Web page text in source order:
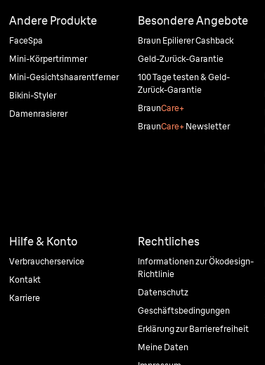
Andere Produkte
FaceSpa
Mini-Körpertrimmer
Mini-Gesichtshaarentferner
Bikini-Styler
Damenrasierer
Besondere Angebote
Braun Epilierer Cashback
Geld-Zurück-Garantie
100 Tage testen & Geld-
Zurück-Garantie
BraunCare+
BraunCare+Newsletter
Hilfe & Konto
Verbraucherservice
Kontakt
Karriere
Rechtliches
Informationen zur Ökodesign-
Richtlinie
Datenschutz
Geschäftsbedingungen
Erklärung zur Barrierefreiheit
Meine Daten